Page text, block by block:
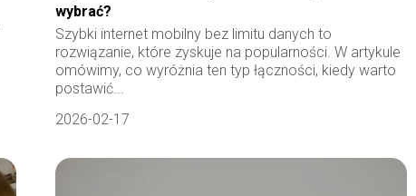
wybrać?
Szybki internet mobilny bez limitu danych to
rozwiązanie, które zyskuje na popularności. W artykule
omówimy, co wyróżnia ten typ łączności, kiedy warto
postawić...
2026-02-17